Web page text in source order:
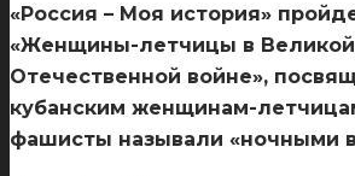
«Россия – Моя история»
«Женщины-летчицы в Великой
Отечественной войне»,
кубанским женщинам-
фашисты называли «ночными